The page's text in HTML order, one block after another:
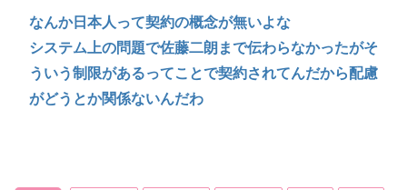
なんか日本人って契約の概念が無いよな
システム上の問題で佐藤二朗まで伝わらなかったがそ
ういう制限があるってことで契約されてんだから配慮
がどうとか関係ないんだわ